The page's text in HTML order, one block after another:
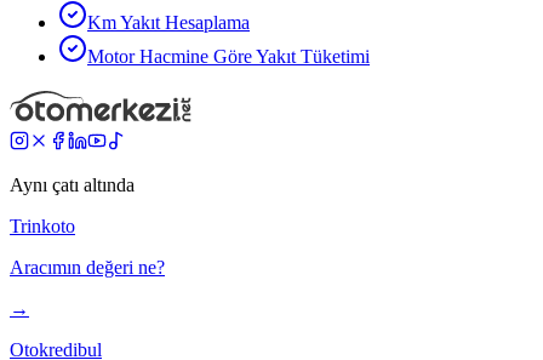
Km Yakıt Hesaplama
Motor Hacmine Göre Yakıt Tüketimi
Aynı çatı altında
Trinkoto
Aracımın değeri ne?
→
Otokredibul